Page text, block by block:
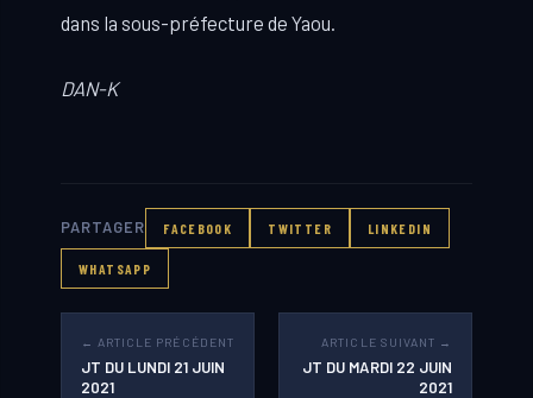
dans la sous-préfecture de Yaou.
DAN-K
PARTAGER FACEBOOK TWITTER LINKEDIN
WHATSAPP
← ARTICLE PRÉCÉDENT
JT DU LUNDI 21 JUIN
2021
ARTICLE SUIVANT →
JT DU MARDI 22 JUIN
2021